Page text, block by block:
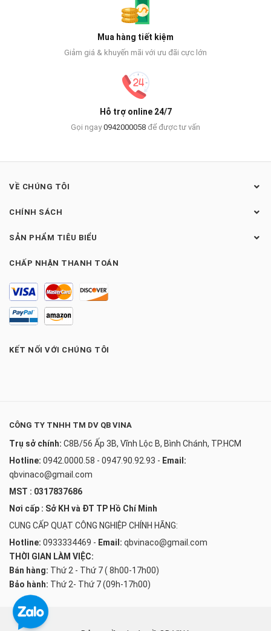
Mua hàng tiết kiệm
Giảm giá & khuyến mãi với ưu đãi cực lớn
Hỗ trợ online 24/7
Gọi ngay0942000058 để được tư vấn
VỀ CHÚNG TÔI
CHÍNH SÁCH
SẢN PHẨM TIÊU BIỂU
CHẤP NHẬN THANH TOÁN
KẾT NỐI VỚI CHÚNG TÔI
CÔNG TY TNHH TM DV QB VINA
Trụ sở chính: C8B/56 Ấp 3B, Vĩnh Lộc B, Bình Chánh, TP.HCM
Hotline: 0942.0000.58 - 0947.90.92.93 - Email:
qbvinaco@gmail.com
MST : 0317837686
Nơi cấp : Sở KH và ĐT TP Hồ Chí Minh
CUNG CẤP QUẠT CÔNG NGHIỆP CHÍNH HÃNG:
Hotline: 0933334469 - Email: qbvinaco@gmail.com
THỜI GIAN LÀM VIỆC:
Bán hàng: Thứ 2 - Thứ 7 ( 8h00-17h00)
Bảo hành: Thứ 2- Thứ 7 (09h-17h00)